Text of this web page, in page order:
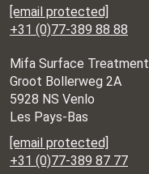
[email protected]
+31 (0)77-389 88 88
Mifa Surface Treatment
Groot Bollerweg 2A
5928 NS Venlo
Les Pays-Bas
[email protected]
+31 (0)77-389 87 77